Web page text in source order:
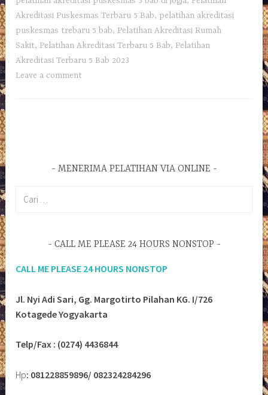
Akreditasi Puskesmas Terbaru 5 Bab, pelatihan akreditasi
puskesmas trebaru 5 bab, Pelatihan Akreditasi Rumah
Sakit, Pelatihan Akreditasi Terbaru 5 Bab, Pelatihan
Akreditasi Terbaru 5 Bab 2023
Leave a comment
MENERIMA PELATIHAN VIA ONLINE
CALL ME PLEASE 24 HOURS NONSTOP
CALL ME PLEASE 24 HOURS NONSTOP
Jl. Nyi Adi Sari, Gg. Margotirto Pilahan KG. I/726
Kotagede Yogyakarta
Telp/Fax : (0274) 4436844
Hp: 081228859896/ 082324284296